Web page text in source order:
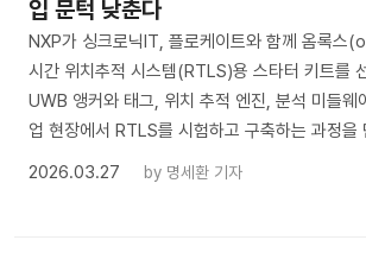
입 문턱 낮춘다
NXP가 싱크로닉IT, 플로케이트와 함께 옴록스
시간 위치추적 시스템(RTLS)용 스타터 키트를
UWB 앵커와 태그, 위치 추적 엔진, 분석 미들웨
업 현장에서 RTLS를 시험하고 구축하는 과정을
2026.03.27
by 명세환 기자